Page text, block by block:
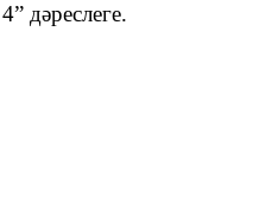
дәреслеге.